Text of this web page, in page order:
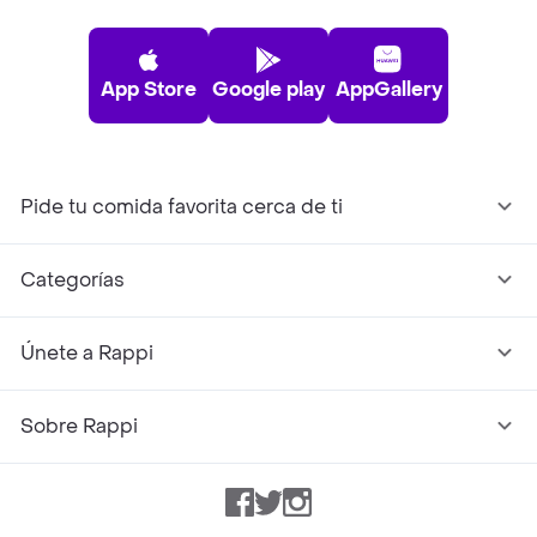
App Store Google play AppGallery
Pide tu comida favorita cerca de ti
Categorías
Únete a Rappi
Sobre Rappi
Facebook
TwitterInstagram